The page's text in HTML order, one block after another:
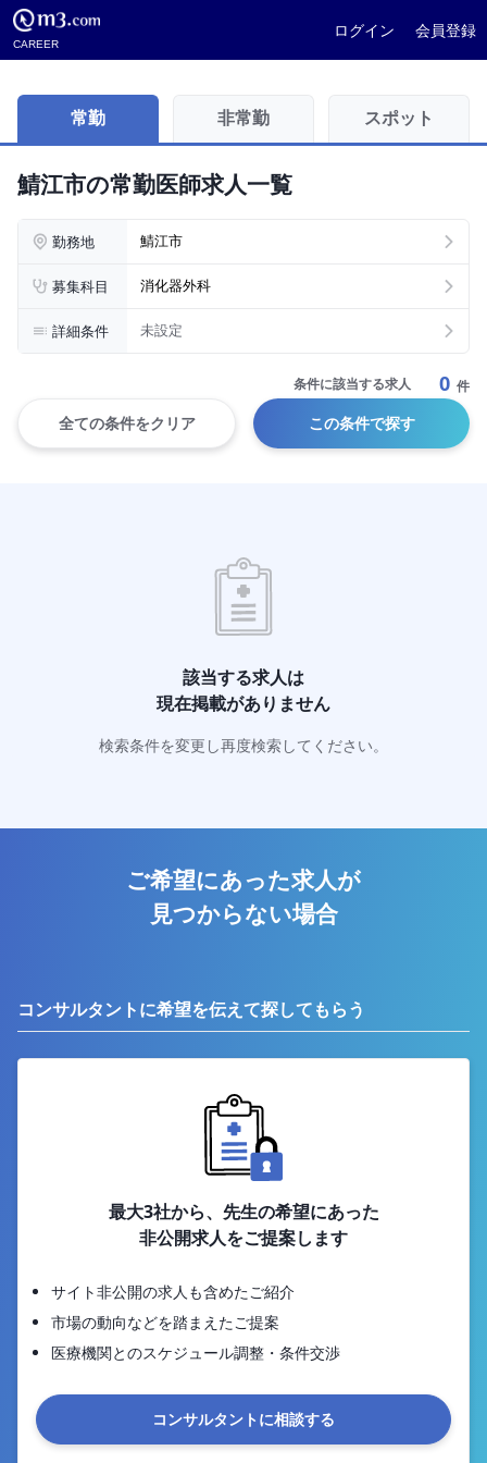
CAREER
ログイン 会員登録
常勤 非常勤 スポット
鯖江市の常勤医師求人一覧
勤務地 鯖江市
募集科目 消化器外科
詳細条件 未設定
条件に該当する求人 0 件
全ての条件をクリア この条件で探す
該当する求人は
現在掲載がありません
検索条件を変更し再度検索してください。
ご希望にあった求人が
見つからない場合
コンサルタントに希望を伝えて探してもらう
最大3社から、先生の希望にあった
非公開求人をご提案します
サイト非公開の求人も含めたご紹介
市場の動向などを踏まえたご提案
医療機関とのスケジュール調整・条件交渉
コンサルタントに相談する